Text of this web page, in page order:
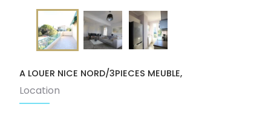
A LOUER NICE NORD/3PIECES MEUBLE,
Service
Location